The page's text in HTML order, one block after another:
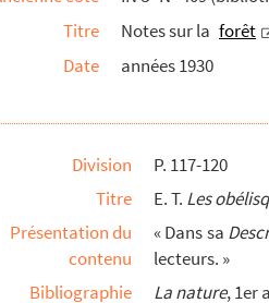
Joachim
Fontainebleau
dont la fête se célèbre le ...
Titre
Notes sur la forêt
Date
années 1930
Division
P. 117-120
Titre
E. T. Les
Présentation du
contenu
« Dans sa
lecteurs. »
Bibliographie
La nature, 1er